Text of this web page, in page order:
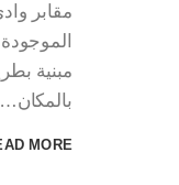
مقابر
مبنية
بالمكان…
MORE